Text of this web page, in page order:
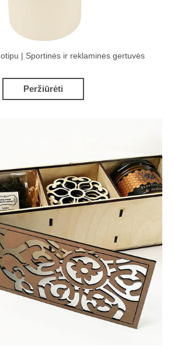
| Sportinės ir reklaminės gertuvės
Peržiūrėti